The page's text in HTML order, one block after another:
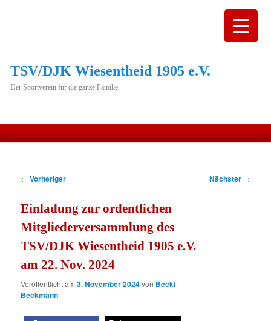
TSV/DJK Wiesentheid 1905 e.V.
Der Sportverein für die ganze Familie
springen
Beitragsnavigation
← Vorheriger Nächster →
Einladung zur ordentlichen
Mitgliederversammlung des
TSV/DJK Wiesentheid 1905 e.V.
am 22. Nov. 2024
Veröffentlicht am3. November 2024von Becki
Beckmann